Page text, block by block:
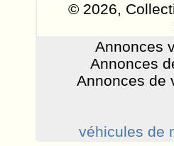
© 2026,
Annonces
Annonces
Annonces de
véhicules de